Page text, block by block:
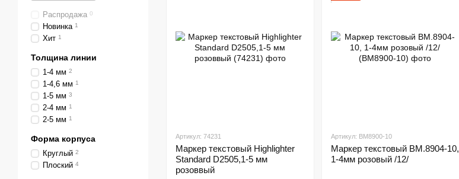
Артикул: 74231
Маркер текстовый Highlighter
Standard D2505,1-5 мм
розоввый
Артикул: ВМ8900-10
Маркер текстовый ВМ.8904-10,
1-4мм розовый /12/
Распродажа 0
Новинка 1
Хит 1
Толщина линии
1-4 мм 2
1-4,6 мм 1
1-5 мм 3
2-4 мм 1
2-5 мм 1
Форма корпуса
Круглый 2
Плоский 4